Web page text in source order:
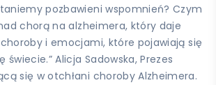
pozbawieni wspomnień? Czym
chorą na alzheimera, który daje
i emocjami, które pojawiają się
Alicja Sadowska, Prezes
się w otchłani choroby Alzheimera.